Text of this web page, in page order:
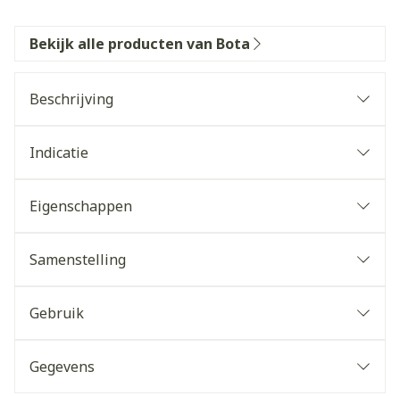
Bekijk alle producten van Bota
Beschrijving
Indicatie
Eigenschappen
Samenstelling
Gebruik
Gegevens